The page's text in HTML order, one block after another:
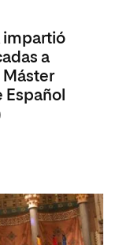
impartió
a
Español